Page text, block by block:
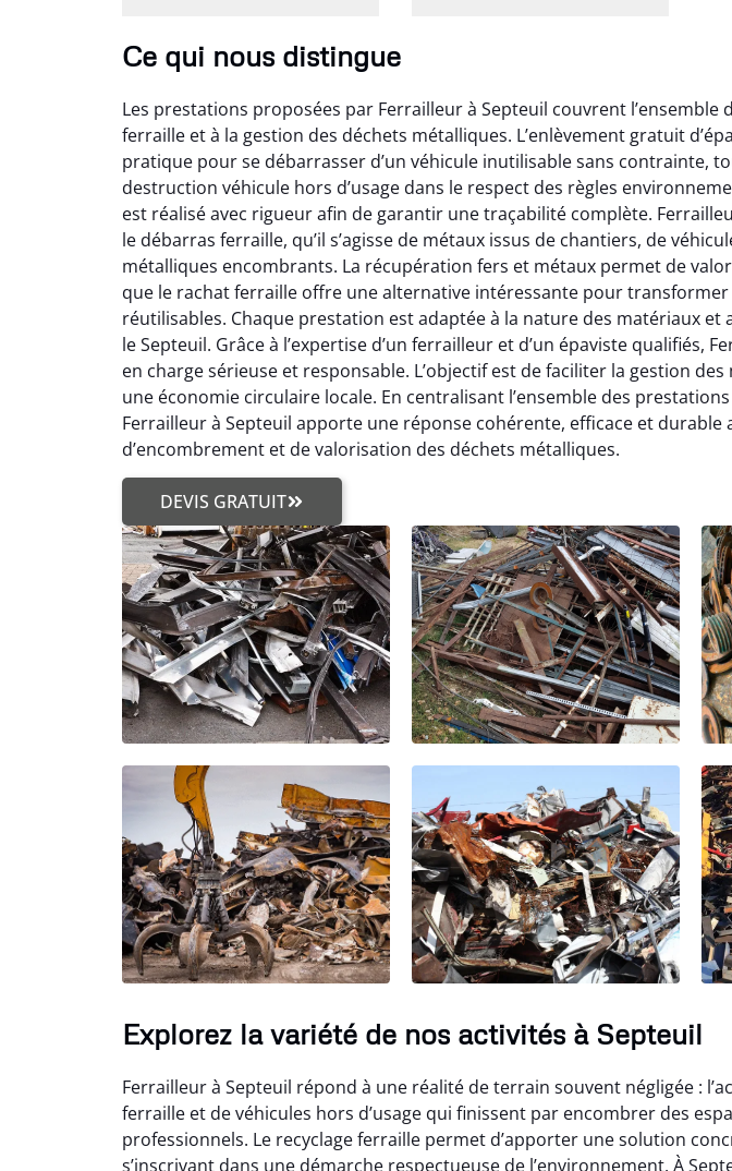
Ce qui nous distingue
Les prestations proposées par Ferrailleur à Septeuil couvrent l’ensemble
ferraille et à la gestion des déchets métalliques. L’enlèvement gratuit
pratique pour se débarrasser d’un véhicule inutilisable sans contrainte,
destruction véhicule hors d’usage dans le respect des règles
est réalisé avec rigueur afin de garantir une traçabilité complète.
le débarras ferraille, qu’il s’agisse de métaux issus de chantiers, de
métalliques encombrants. La récupération fers et métaux permet de
que le rachat ferraille offre une alternative intéressante pour transformer
réutilisables. Chaque prestation est adaptée à la nature des matériaux et
le Septeuil. Grâce à l’expertise d’un ferrailleur et d’un épaviste qualifiés,
en charge sérieuse et responsable. L’objectif est de faciliter la gestion
une économie circulaire locale. En centralisant l’ensemble des
Ferrailleur à Septeuil apporte une réponse cohérente, efficace et durable
d’encombrement et de valorisation des déchets métalliques.
DEVIS GRATUIT
Explorez la variété de nos activités à Septeuil
Ferrailleur à Septeuil répond à une réalité de terrain souvent négligée :
ferraille et de véhicules hors d’usage qui finissent par encombrer des
professionnels. Le recyclage ferraille permet d’apporter une solution
s’inscrivant dans une démarche respectueuse de l’environnement. À